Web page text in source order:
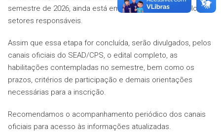
semestre de 2026, ainda está em fase de liberação pelos
setores responsáveis.
Assim que essa etapa for concluída, serão divulgados, pelos
canais oficiais do SEAD/CPS, o edital completo, as
habilitações contempladas no semestre, bem como os
prazos, critérios de participação e demais orientações
necessárias para a inscrição.
Recomendamos o acompanhamento periódico dos canais
oficiais para acesso às informações atualizadas.